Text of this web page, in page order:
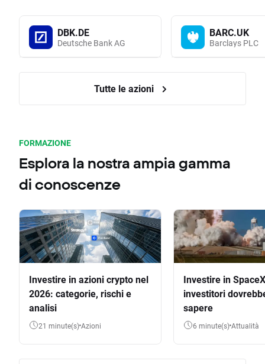
DBK.DE
Deutsche Bank AG
BARC.UK
Barclays PLC
Tutte le azioni
FORMAZIONE
Esplora la nostra ampia gamma
di conoscenze
Investire in azioni crypto nel
2026: categorie, rischi e
analisi
21 minute(s) Azioni
Investire in
investitori
sapere
6 minute(s) Attualità